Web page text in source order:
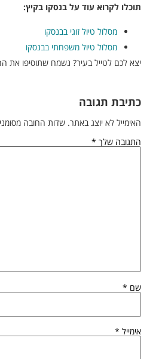
תוכלו לקרוא עוד על בנסקו בקיץ:
מסלול טיול זוגי בבנסקו
מסלול טיול משפחתי בבנסקו
יצא לכם לטייל בעיר? נשמח שתוסיפו את
כתיבת תגובה
האימייל לא יוצג באתר. שדות החובה
התגובה שלך *
שם *
אימייל *